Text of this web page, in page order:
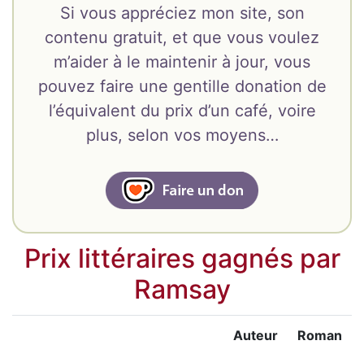
Si vous appréciez mon site, son
contenu gratuit, et que vous voulez
m’aider à le maintenir à jour, vous
pouvez faire une gentille donation de
l’équivalent du prix d’un café, voire
plus, selon vos moyens…
Prix littéraires gagnés par
Ramsay
Auteur Roman